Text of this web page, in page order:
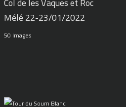
Mélé 22-23/01/2022
50 Images